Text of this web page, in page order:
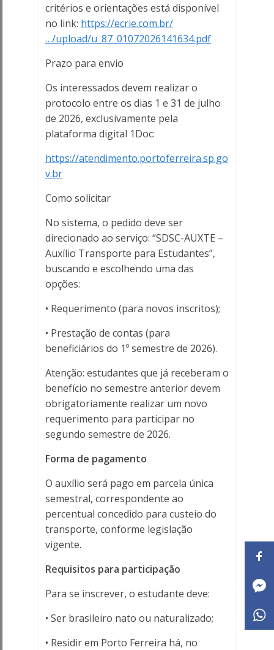
critérios e orientações está disponível
no link: https://ecrie.com.br/
…/upload/u_87_01072026141634.pdf
Prazo para envio
Os interessados devem realizar o
protocolo entre os dias 1 e 31 de julho
de 2026, exclusivamente pela
plataforma digital 1Doc:
https://atendimento.portoferreira.sp.go
v.br
Como solicitar
No sistema, o pedido deve ser
direcionado ao serviço: “SDSC-AUXTE –
Auxílio Transporte para Estudantes”,
buscando e escolhendo uma das
opções:
• Requerimento (para novos inscritos);
• Prestação de contas (para
beneficiários do 1º semestre de 2026).
Atenção: estudantes que já receberam o
benefício no semestre anterior devem
obrigatoriamente realizar um novo
requerimento para participar no
segundo semestre de 2026.
Forma de pagamento
O auxílio será pago em parcela única
semestral, correspondente ao
percentual concedido para custeio do
transporte, conforme legislação
vigente.
Requisitos para participação
Para se inscrever, o estudante deve:
• Ser brasileiro nato ou naturalizado;
• Residir em Porto Ferreira há, no